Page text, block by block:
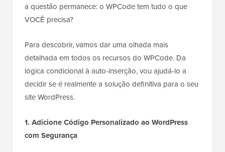
a questão permanece: o WPCode tem tudo o que
VOCÊ precisa?
Para descobrir, vamos dar uma olhada mais
detalhada em todos os recursos do WPCode. Da
lógica condicional à auto-inserção, vou ajudá-lo a
decidir se é realmente a solução definitiva para o seu
site WordPress.
1. Adicione Código Personalizado ao WordPress
com Segurança